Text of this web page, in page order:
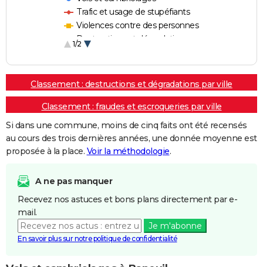
Trafic et usage de stupéfiants
Violences contre des personnes
Destructions et dégradations
1/2
Classement : destructions et dégradations par ville
Classement : fraudes et escroqueries par ville
Si dans une commune, moins de cinq faits ont été recensés
au cours des trois dernières années, une donnée moyenne est
proposée à la place. Voir la méthodologie.
A ne pas manquer
Recevez nos astuces et bons plans directement par e-
mail.
Je m'abonne
En savoir plus sur notre politique de confidentialité